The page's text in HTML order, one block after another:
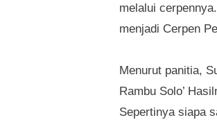
melalui
menjadi Cerpen
Menurut panitia,
Rambu Solo’
Sepertinya siapa